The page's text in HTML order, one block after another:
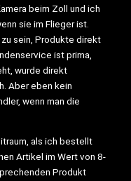
beim Zoll und ich
sie im Flieger ist.
sein, Produkte direkt
ist prima,
wurde direkt
Aber eben kein
wenn man die
als ich bestellt
Artikel im Wert von 8-
Produkt